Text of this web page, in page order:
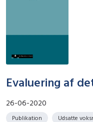
Evaluering af
26-06-2020
Publikation Udsatte